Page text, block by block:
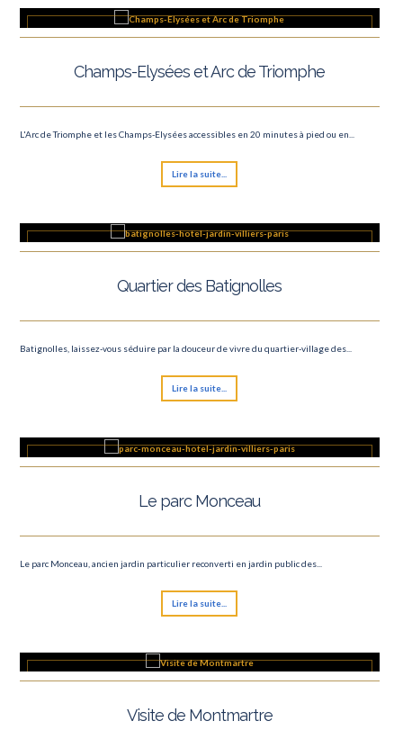
Champs-Elysées et Arc de Triomphe
L'Arc de Triomphe et les Champs-Elysées accessibles en 20 minutes à pied ou en...
Lire la suite...
Quartier des Batignolles
Batignolles, laissez-vous séduire par la douceur de vivre du quartier-village des...
Lire la suite...
Le parc Monceau
Le parc Monceau, ancien jardin particulier reconverti en jardin public des...
Lire la suite...
Visite de Montmartre